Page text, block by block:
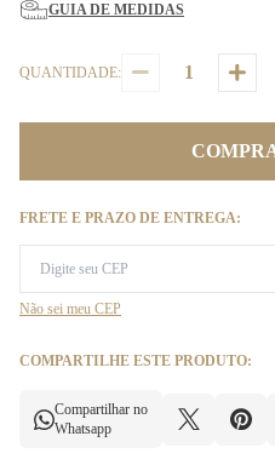
GUIA DE MEDIDAS
QUANTIDADE:
FRETE E PRAZO DE ENTREGA:
Não sei meu CEP
COMPARTILHE ESTE PRODUTO:
Compartilhar no
Whatsapp